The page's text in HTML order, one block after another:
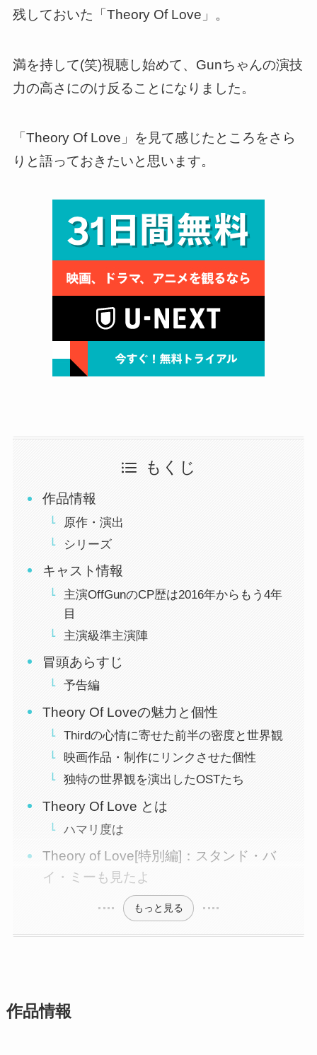
残しておいた「Theory Of Love」。
満を持して(笑)視聴し始めて、 Gunちゃんの演技
力の高さにのけ反ることになりました。
「Theory Of Love」を見て感じたところをさら
りと語っておきたいと思います。
もくじ
作品情報
原作・演出
シリーズ
キャスト情報
主演OffGunのCP歴は2016年からもう4年
目
主演級準主演陣
冒頭あらすじ
予告編
Theory Of Loveの魅力と個性
Thirdの心情に寄せた前半の密度と世界観
映画作品・制作にリンクさせた個性
独特の世界観を演出したOSTたち
Theory Of Love とは
ハマリ度は
Theory of Love[特別編]：スタンド・バ
イ・ミーも見たよ
もっと見る
作品情報